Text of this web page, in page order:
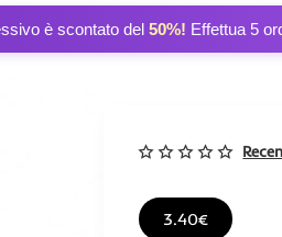
è scontato del 50%! Effettua 5
3.40€